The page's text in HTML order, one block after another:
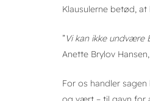
Klausulerne betød,
”Vi kan ikke undvære
Anette Brylov
For os handler